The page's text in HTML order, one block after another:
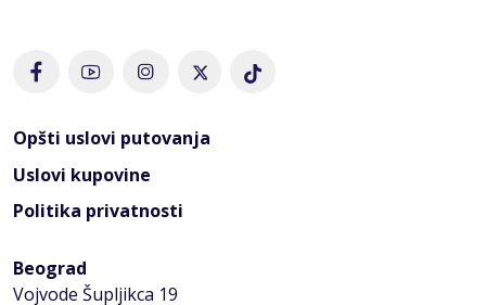
Opšti uslovi putovanja
Uslovi kupovine
Politika privatnosti
Beograd
Vojvode Šupljikca 19